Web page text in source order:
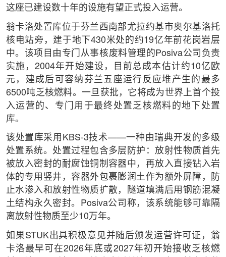
这座已建设数十年的设施有望正式投入运营。
翁卡洛处置库位于芬兰西南部尤拉约基市奥尔基洛托
核电站旁，建于地下430米处的约19亿年前花岗岩层
中。该项目由专门从事核废料管理的Posiva公司负责
实施，2004年开始建设，目前总成本估计约10亿欧
元，建成后可容纳芬兰五座运行反应堆产生的最多
6500吨乏核燃料。一旦获批，它将成为世界上首个投
入运营的、专门用于最终处置乏核燃料的地下处置
库。
该处置库采用KBS-3技术——一种由瑞典开发的多级
处置系统。处置过程包含多层防护：放射性物质首先
被放入密封的耐腐蚀铜制容器中，再放入直接钻入岩
体的专用竖井，容器外包裹膨润土作为额外屏障，防
止水渗入和放射性物质扩散，隧道填满后用钢筋混凝
土结构永久密封。Posiva公司称，该系统能够可靠隔
离放射性物质至少10万年。
如果STUK出具积极意见并随后颁发运营许可证，翁
卡洛最早可在2026年底或2027年初开始接收乏核燃